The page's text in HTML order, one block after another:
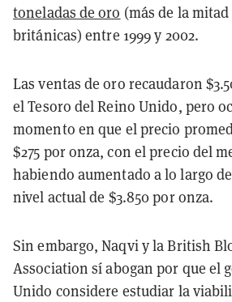
toneladas de oro (más de la
británicas) entre 1999 y 2002.
Las ventas de oro recaudaron
el Tesoro del Reino Unido, pero
momento en que el precio
$275 por onza, con el precio del
habiendo aumentado a lo largo
nivel actual de $3.850 por onza.
Sin embargo, Naqvi y la British
Association sí abogan por que el
Unido considere estudiar la